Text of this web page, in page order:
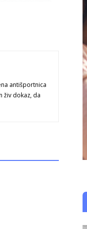
antišportnica
živ dokaz, da